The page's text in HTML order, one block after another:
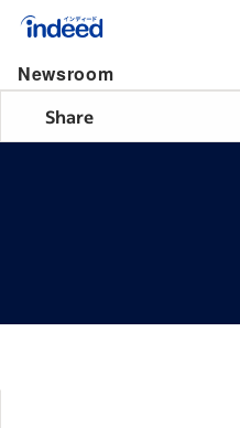
メインコンテンツの開始
Newsroom
Share